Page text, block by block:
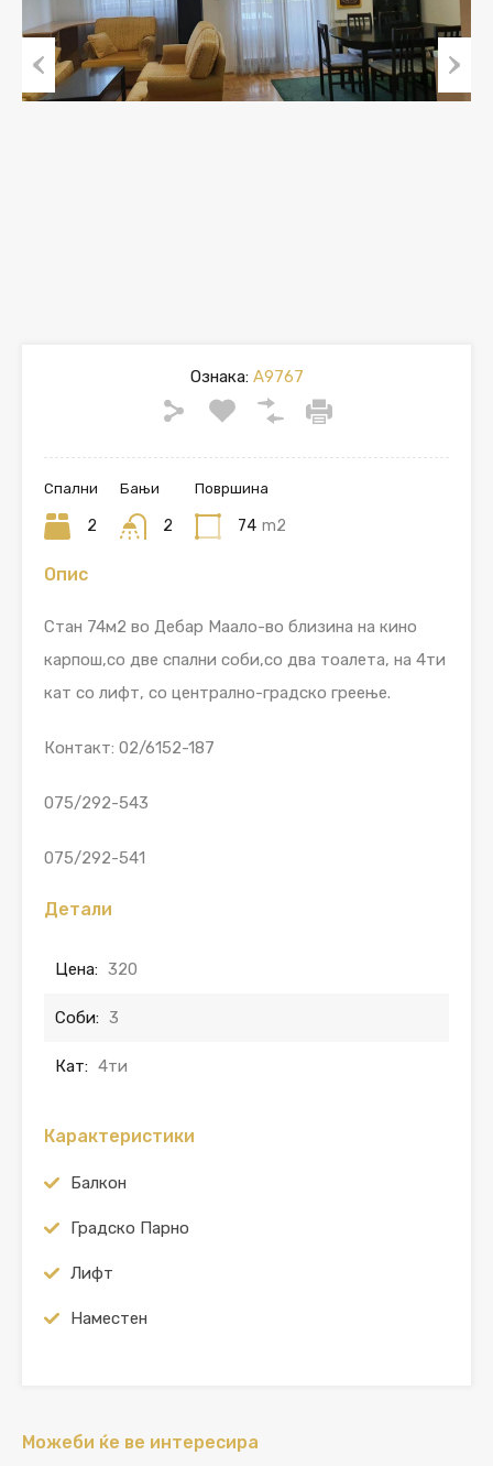
Previous Next
Ознака:A9767
Спални
2
Бањи
2
Површина
74 m2
Опис
Стан 74м2 во Дебар Маало-во близина на кино
карпош,со две спални соби,со два тоалета, на 4ти
кат со лифт, со централно-градско греење.
Контакт: 02/6152-187
075/292-543
075/292-541
Детали
Цена: 320
Соби: 3
Кат: 4ти
Карактеристики
Балкон
Градско Парно
Лифт
Наместен
Можеби ќе ве интересира